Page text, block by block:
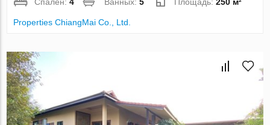
Спален:4 Ванных:5 Площадь:250 м²
Properties ChiangMai Co., Ltd.